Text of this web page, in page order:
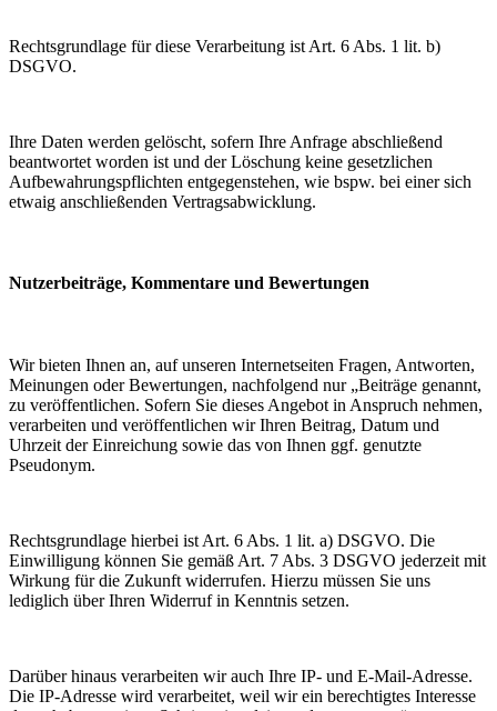
Rechtsgrundlage für diese Verarbeitung ist Art. 6 Abs. 1 lit. b)
DSGVO.
Ihre Daten werden gelöscht, sofern Ihre Anfrage abschließend
beantwortet worden ist und der Löschung keine gesetzlichen
Aufbewahrungspflichten entgegenstehen, wie bspw. bei einer sich
etwaig anschließenden Vertragsabwicklung.
Nutzerbeiträge, Kommentare und Bewertungen
Wir bieten Ihnen an, auf unseren Internetseiten Fragen, Antworten,
Meinungen oder Bewertungen, nachfolgend nur „Beiträge genannt,
zu veröffentlichen. Sofern Sie dieses Angebot in Anspruch nehmen,
verarbeiten und veröffentlichen wir Ihren Beitrag, Datum und
Uhrzeit der Einreichung sowie das von Ihnen ggf. genutzte
Pseudonym.
Rechtsgrundlage hierbei ist Art. 6 Abs. 1 lit. a) DSGVO. Die
Einwilligung können Sie gemäß Art. 7 Abs. 3 DSGVO jederzeit mit
Wirkung für die Zukunft widerrufen. Hierzu müssen Sie uns
lediglich über Ihren Widerruf in Kenntnis setzen.
Darüber hinaus verarbeiten wir auch Ihre IP- und E-Mail-Adresse.
Die IP-Adresse wird verarbeitet, weil wir ein berechtigtes Interesse